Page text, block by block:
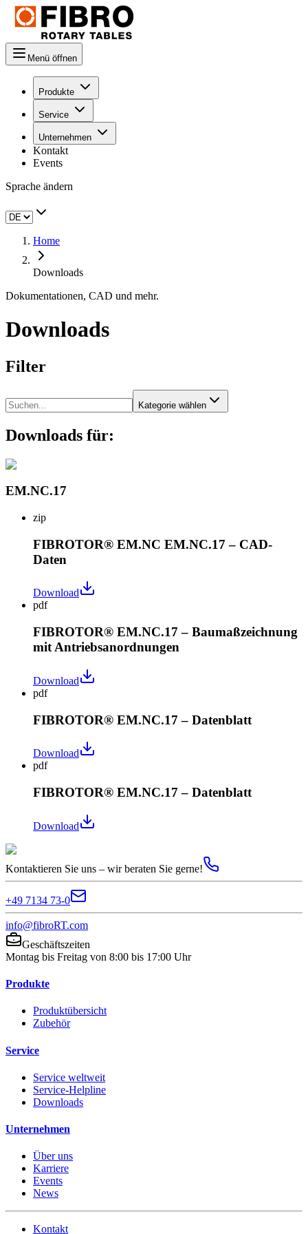
Menü öffnen
Produkte
Service
Unternehmen
Kontakt
Events
Sprache ändern
Home
Downloads
Dokumentationen, CAD und mehr.
Downloads
Filter
Kategorie wählen
Downloads für:
EM.NC.17
zip
FIBROTOR® EM.NC EM.NC.17 – CAD-
Daten
Download
pdf
FIBROTOR® EM.NC.17 – Baumaßzeichnung
mit Antriebsanordnungen
Download
pdf
FIBROTOR® EM.NC.17 – Datenblatt
Download
pdf
FIBROTOR® EM.NC.17 – Datenblatt
Download
Kontaktieren Sie uns – wir beraten Sie gerne!
+49 7134 73-0
info@fibroRT.com
Geschäftszeiten
Montag bis Freitag von 8:00 bis 17:00 Uhr
Produkte
Produktübersicht
Zubehör
Service
Service weltweit
Service-Helpline
Downloads
Unternehmen
Über uns
Karriere
Events
News
Kontakt